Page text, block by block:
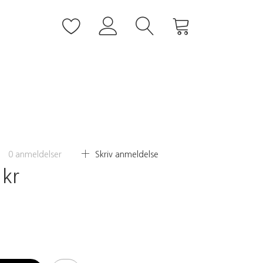
0 anmeldelser Skriv anmeldelse